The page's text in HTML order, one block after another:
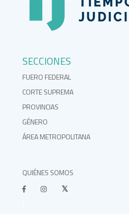
SECCIONES
FUERO FEDERAL
CORTE SUPREMA
PROVINCIAS
GÉNERO
ÁREA METROPOLITANA
QUIÉNES SOMOS